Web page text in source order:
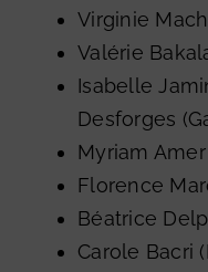
Virginie
Valérie
Isabelle
Desforges (
Myriam
Florence
Béatrice
Carole Bacri